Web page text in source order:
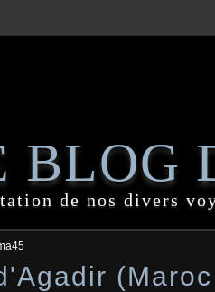
BLOG
de nos divers